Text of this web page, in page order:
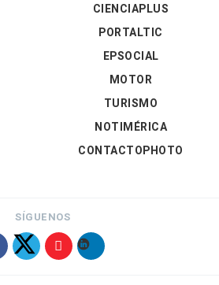
CIENCIAPLUS
PORTALTIC
EPSOCIAL
MOTOR
TURISMO
NOTIMÉRICA
CONTACTOPHOTO
SÍGUENOS